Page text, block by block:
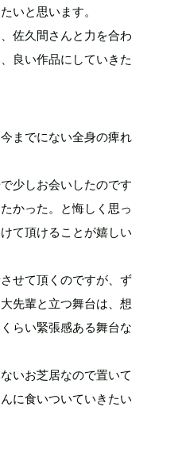
いと思います。
佐久間さんと力を合わ
良い作品にしていきた
までにない全身の痺れ
少しお会いしたのです
かった。と悔しく思っ
て頂けることが嬉しい
せて頂くのですが、ず
先輩と立つ舞台は、想
らい緊張感ある舞台な
いお芝居なので置いて
に食いついていきたい